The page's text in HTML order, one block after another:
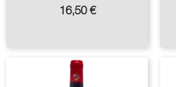
Prix
16,50 €